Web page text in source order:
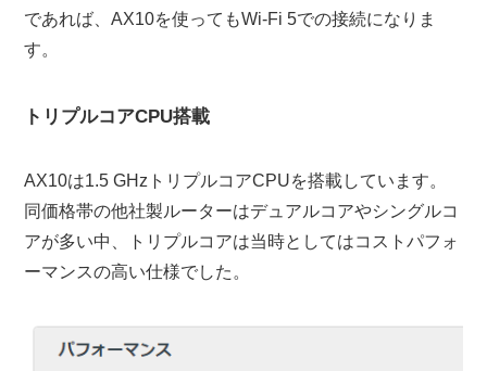
であれば、AX10を使ってもWi-Fi 5での接続になりま
す。
トリプルコアCPU搭載
AX10は1.5 GHzトリプルコアCPUを搭載しています。
同価格帯の他社製ルーターはデュアルコアやシングルコ
アが多い中、トリプルコアは当時としてはコストパフォ
ーマンスの高い仕様でした。